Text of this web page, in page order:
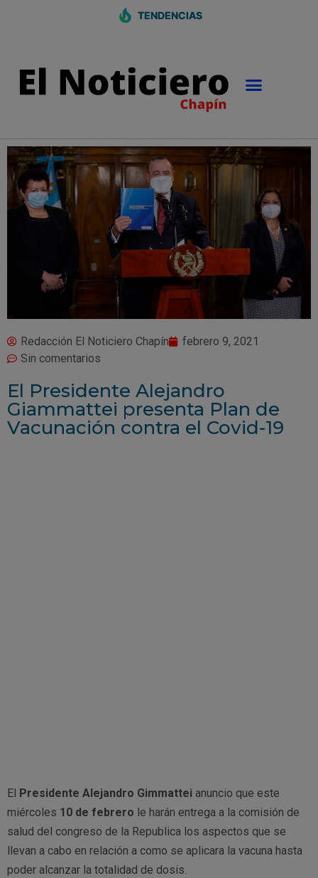
TENDENCIAS
Redacción El Noticiero Chapín
febrero 9, 2021
Sin comentarios
El Presidente Alejandro
Giammattei presenta Plan de
Vacunación contra el Covid-19
El Presidente Alejandro Gimmattei anuncio que este
miércoles 10 de febrero le harán entrega a la comisión de
salud del congreso de la Republica los aspectos que se
llevan a cabo en relación a como se aplicara la vacuna hasta
poder alcanzar la totalidad de dosis.